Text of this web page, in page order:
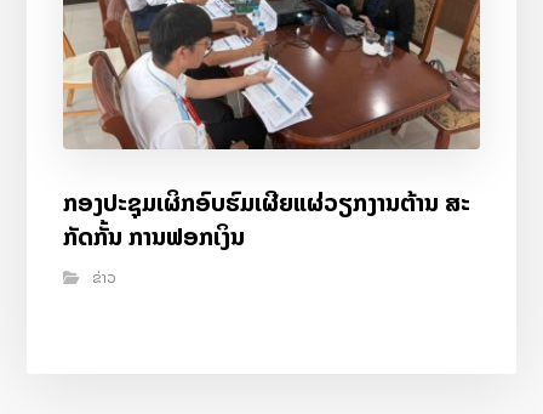
ກອງປະຊຸມເຜິກອົບຮົມເຜີຍແຜ່ວຽກງານຕ້ານ ສະ
ກັດກັ້ນ ການຟອກເງິນ
ຂ່າວ